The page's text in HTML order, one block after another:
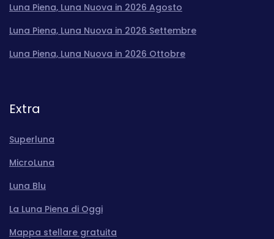
Luna Piena, Luna Nuova in 2026 Agosto
Luna Piena, Luna Nuova in 2026 Settembre
Luna Piena, Luna Nuova in 2026 Ottobre
Extra
Superluna
MicroLuna
Luna Blu
La Luna Piena di Oggi
Mappa stellare gratuita